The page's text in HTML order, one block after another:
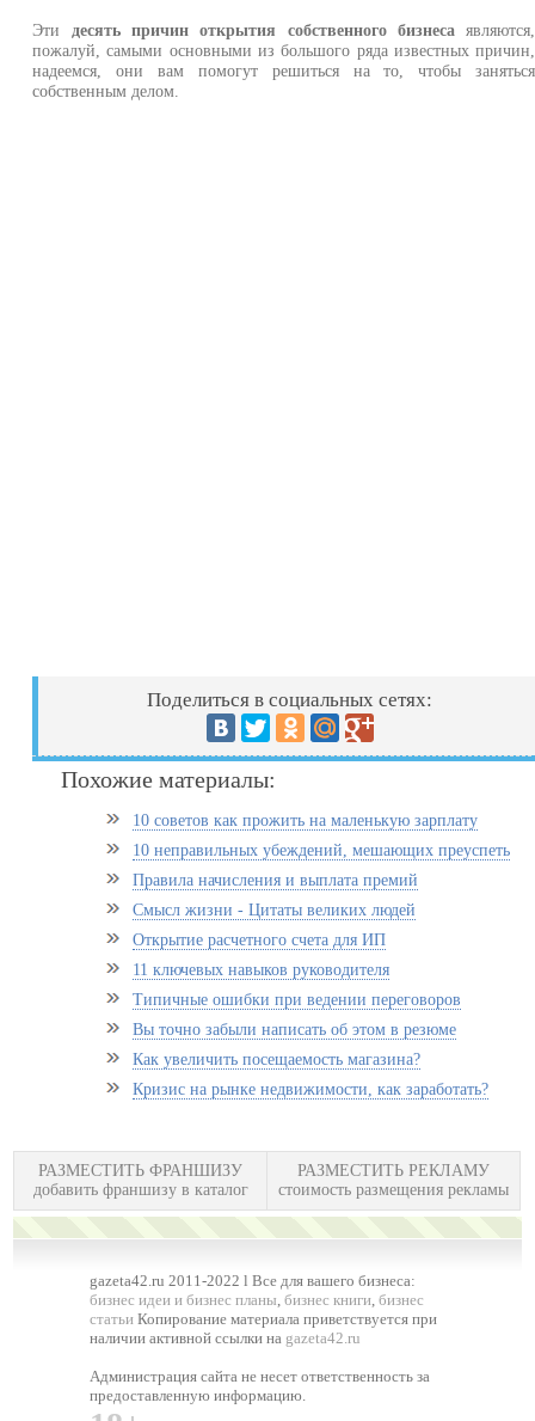
Эти десять причин открытия собственного бизнеса являются,
пожалуй, самыми основными из большого ряда известных причин,
надеемся, они вам помогут решиться на то, чтобы заняться
собственным делом.
Поделиться в социальных сетях:
Похожие материалы:
10 советов как прожить на маленькую зарплату
10 неправильных убеждений, мешающих преуспеть
Правила начисления и выплата премий
Смысл жизни - Цитаты великих людей
Открытие расчетного счета для ИП
11 ключевых навыков руководителя
Типичные ошибки при ведении переговоров
Вы точно забыли написать об этом в резюме
Как увеличить посещаемость магазина?
Кризис на рынке недвижимости, как заработать?
РАЗМЕСТИТЬ ФРАНШИЗУ
добавить франшизу в каталог
РАЗМЕСТИТЬ РЕКЛАМУ
стоимость размещения рекламы
gazeta42.ru 2011-2022 l Все для вашего бизнеса:
бизнес идеи и бизнес планы,бизнес книги,бизнес
статьи Копирование материала приветствуется при
наличии активной ссылки на gazeta42.ru
Администрация сайта не несет ответственность за
предоставленную информацию.